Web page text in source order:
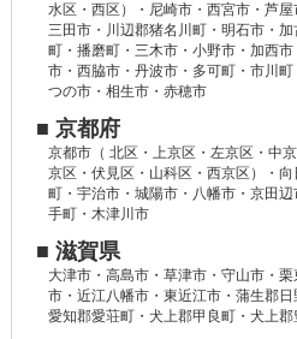
水区・西区）・尼崎市・西宮市・芦
三田市・川辺郡猪名川町・明石市・
町・播磨町・三木市・小野市・加西
市・西脇市・丹波市・多可町・市川
つの市・相生市・赤穂市
■ 京都府
京都市（ 北区・上京区・左京区・中
京区・伏見区・山科区・西京区）・
町・宇治市・城陽市・八幡市・京田
手町・木津川市
■ 滋賀県
大津市・高島市・草津市・守山市・
市・近江八幡市・東近江市・蒲生郡
愛知郡愛荘町・犬上郡甲良町・犬上郡